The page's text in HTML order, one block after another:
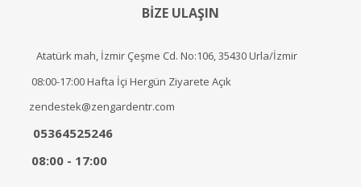
BİZE ULAŞIN
Atatürk mah, İzmir Çeşme Cd. No:106, 35430 Urla/İzmir
08:00-17:00 Hafta İçi Hergün Ziyarete Açık
zendestek@zengardentr.com
05364525246
08:00 - 17:00